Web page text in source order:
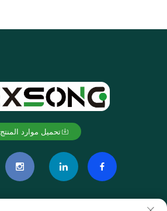
تحميل موارد المنتج